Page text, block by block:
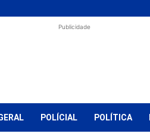
Publicidade
POLÍCIAL POLÍTICA